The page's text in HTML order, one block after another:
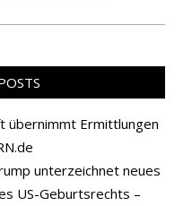
übernimmt Ermittlungen
unterzeichnet neues
US-Geburtsrechts –